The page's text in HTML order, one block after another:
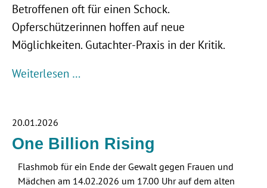
Betroffenen oft für einen Schock.
Opferschützerinnen hoffen auf neue
Möglichkeiten. Gutachter-Praxis in der Kritik.
Weiterlesen …
20.01.2026
One Billion Rising
Flashmob für ein Ende der Gewalt gegen Frauen und
Mädchen am 14.02.2026 um 17.00 Uhr auf dem alten